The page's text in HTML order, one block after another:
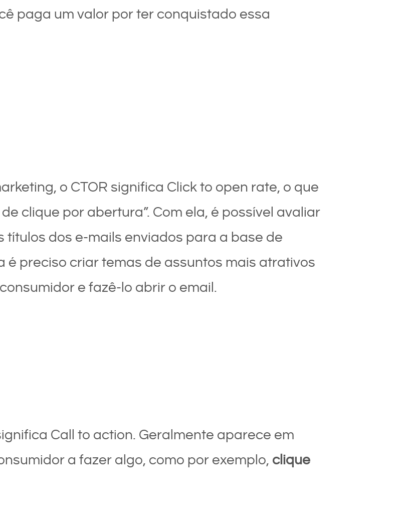
paga um valor por ter conquistado essa
o CTOR significa Click to open rate, o que
clique por abertura”. Com ela, é possível avaliar
títulos dos e-mails enviados para a base de
é preciso criar temas de assuntos mais atrativos
e fazê-lo abrir o email.
Call to action. Geralmente aparece em
a fazer algo, como por exemplo, clique